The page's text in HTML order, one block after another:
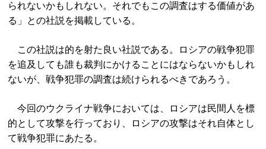
られないかもしれない。それでもこの調査はする価値があ
る」との社説を掲載している。
この社説は的を射た良い社説である。ロシアの戦争犯罪
を追及しても誰も裁判にかけることにはならないかもしれ
ないが、戦争犯罪の調査は続けられるべきであろう。
今回のウクライナ戦争においては、ロシアは民間人を標
的として攻撃を行っており、ロシアの攻撃はそれ自体とし
て戦争犯罪にあたる。